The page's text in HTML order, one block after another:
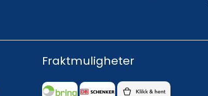
Fraktmuligheter